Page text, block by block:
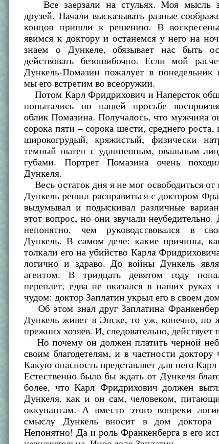
Все заерзали на стульях. Моя мысль
друзей. Начали высказывать разные
концов пришли к решению. В
явимся к доктору и останемся у него на
знаем о Дункеле, обязывает нас быть
действовать безошибочно. Если мой
Дункель-Помазин пожалует в понедельник
мы его встретим во всеоружии.
Потом Карл Фридрихович и Наперсток
попытались по нашей просьбе
облик Помазина. Получалось, что мужчина
сорока пяти – сорока шести, среднего
широкогрудый, кряжистый, физически
темный шатен с удлиненным, овальным
губами. Портрет Помазина очень
Дункеля.
Весь остаток дня я не мог освободиться
Дункель решил расправиться с доктором
выдумывал и подыскивал различные
этот вопрос, но они звучали
непонятно, чем руководствовался в
Дункель. В самом деле: какие причины,
толкали его на убийство Карла
логично и здраво. До войны Дункель
агентом. В тридцать девятом году
переплет, едва не оказался в наших
чудом: доктор Заплатин укрыл его в своем
Об этом знал друг Заплатина
Дункель живет в Энске, то уж, конечно, по
прежних хозяев. И, следовательно, действует
Но почему он должен платить черной
своим благодетелям, и в частности доктору
Какую опасность представляет для него
Естественно было бы ждать от Дункеля
более, что Карл Фридрихович должен
Дункеля, как и он сам, человеком,
оккупантам. А вместо этого вопреки
смыслу Дункель вносит в дом доктора
Непонятно! Да и роль Франкенберга в его